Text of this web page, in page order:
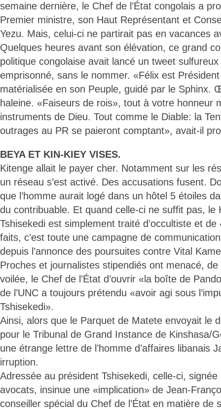
semaine dernière, le Chef de l’État congolais a
Premier ministre, son Haut Représentant et
Yezu. Mais, celui-ci ne partirait pas en vacances
Quelques heures avant son élévation, ce grand
politique congolaise avait lancé un tweet sulfureux
emprisonné, sans le nommer. «Félix est
matérialisée en son Peuple, guidé par le Sphinx.
haleine. «Faiseurs de rois», tout à votre honneur
instruments de Dieu. Tout comme le Diable: la
outrages au PR se paieront comptant», avait-il
BEYA ET KIN-KIEY VISES.
Kitenge allait le payer cher. Notamment sur les
un réseau s’est activé. Des accusations fusent.
que l’homme aurait logé dans un hôtel 5 étoiles
du contribuable. Et quand celle-ci ne suffit pas, le
Tshisekedi est simplement traité d’occultiste et
faits, c’est toute une campagne de
depuis l’annonce des poursuites contre Vital
Proches et journalistes stipendiés ont menacé,
voilée, le Chef de l’État d’ouvrir «la boîte de
de l’UNC a toujours prétendu «avoir agi sous
Tshisekedi».
Ainsi, alors que le Parquet de Matete envoyait le
pour le Tribunal de Grand Instance de Kinshasa/
une étrange lettre de l’homme d’affaires libanais
irruption.
Adressée au président Tshisekedi, celle-ci, signée
avocats, insinue une «implication» de Jean-
conseiller spécial du Chef de l’État en matière de